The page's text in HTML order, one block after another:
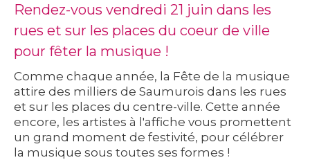
Rendez-vous vendredi 21 juin dans les
rues et sur les places du coeur de ville
pour fêter la musique !
Comme chaque année, la Fête de la musique
attire des milliers de Saumurois dans les rues
et sur les places du centre-ville. Cette année
encore, les artistes à l'affiche vous promettent
un grand moment de festivité, pour célébrer
la musique sous toutes ses formes !